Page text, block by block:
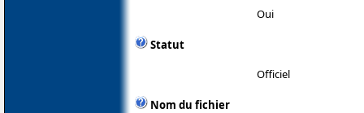
Oui
Statut
Officiel
Nom du fichier